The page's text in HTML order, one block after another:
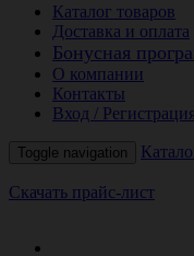
Каталог товаров
Доставка и оплата
Бонусная
О компании
Контакты
Вход / Регистрация
Toggle navigation
Скачать прайс-лист